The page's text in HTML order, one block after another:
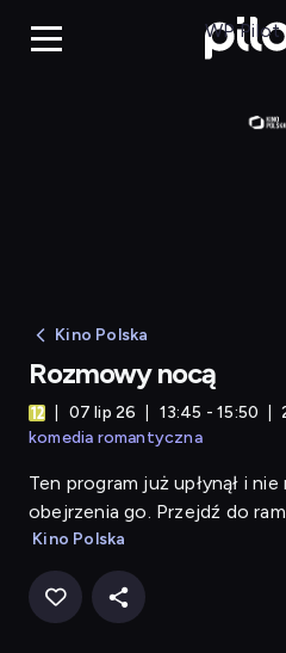
WP Pilot
Kino Polska
Rozmowy nocą
07 lip 26 13:45 - 15:50
komedia romantyczna
Ten program już upłynął i
obejrzenia go. Przejdź do
Kino Polska